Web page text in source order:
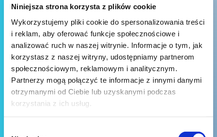
Niniejsza strona korzysta z plików cookie
Wykorzystujemy pliki cookie do spersonalizowania treści
i reklam, aby oferować funkcje społecznościowe i
analizować ruch w naszej witrynie. Informacje o tym, jak
korzystasz z naszej witryny, udostępniamy partnerom
społecznościowym, reklamowym i analitycznym.
Partnerzy mogą połączyć te informacje z innymi danymi
otrzymanymi od Ciebie lub uzyskanymi podczas
korzystania z ich usług.